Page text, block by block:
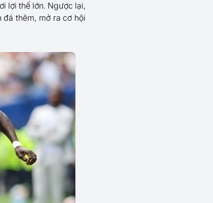
lợi thế lớn. Ngược lại,
thêm, mở ra cơ hội